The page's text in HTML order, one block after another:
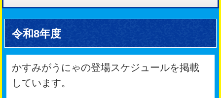
令和8年度
かすみがうにゃの登場スケジュールを掲載
しています。